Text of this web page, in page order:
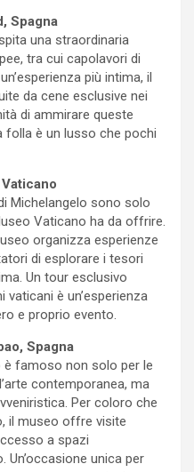
Spagna
una straordinaria
tra cui capolavori di
più intima, il
da cene esclusive nei
di ammirare queste
folla è un lusso che pochi
Michelangelo sono solo
Vaticano ha da offrire.
organizza esperienze
di esplorare i tesori
Un tour esclusivo
vaticani è un’esperienza
e proprio evento.
Spagna
è famoso non solo per le
contemporanea, ma
Per coloro che
il museo offre visite
a spazi
Un’occasione unica per